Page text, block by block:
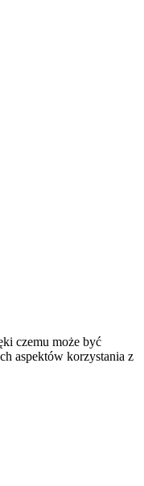
czemu może być
aspektów korzystania z